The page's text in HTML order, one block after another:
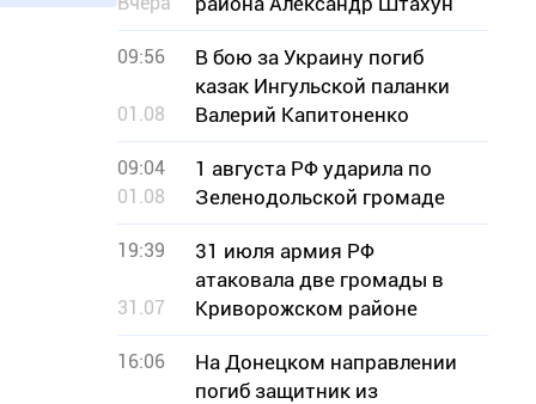
09:56
01.08
В бою за Украину погиб
казак Ингульской паланки
Валерий Капитоненко
09:04
01.08
1 августа РФ ударила по
Зеленодольской громаде
19:39
31.07
31 июля армия РФ
атаковала две громады в
Криворожском районе
16:06
На Донецком направлении
погиб защитник из